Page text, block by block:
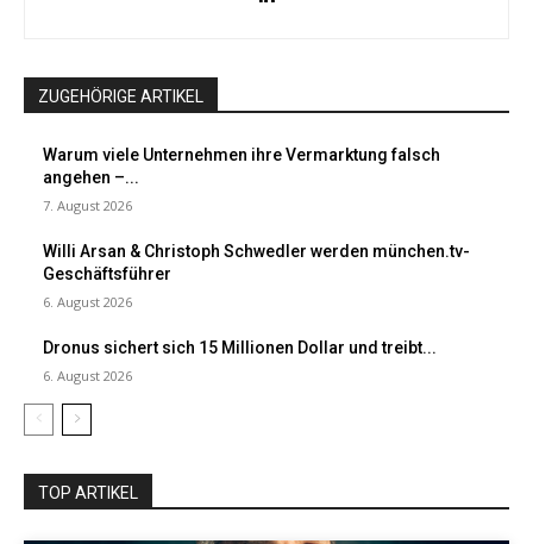
ZUGEHÖRIGE ARTIKEL
Warum viele Unternehmen ihre Vermarktung falsch
angehen –...
7. August 2026
Willi Arsan & Christoph Schwedler werden münchen.tv-
Geschäftsführer
6. August 2026
Dronus sichert sich 15 Millionen Dollar und treibt...
6. August 2026
TOP ARTIKEL